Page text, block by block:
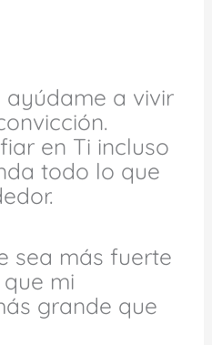
ayúdame a vivir
en Ti incluso
todo lo que
sea más fuerte
mi
grande que